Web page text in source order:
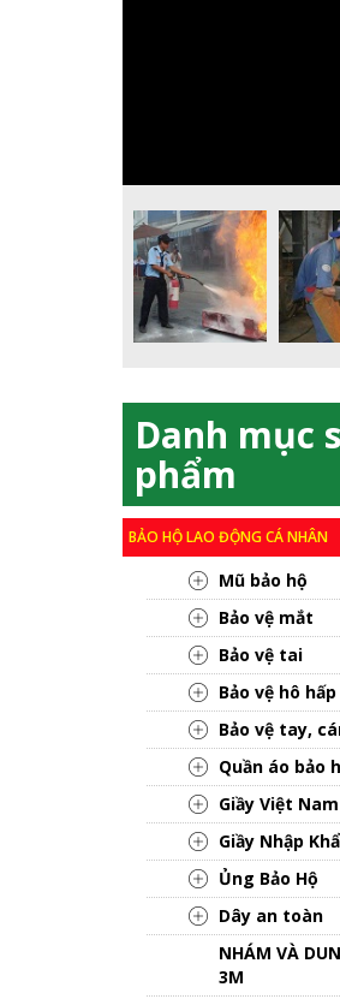
Danh mục
phẩm
BẢO HỘ LAO ĐỘNG CÁ NHÂN
Mũ bảo hộ
Bảo vệ mắt
Bảo vệ tai
Bảo vệ hô hấp
Bảo vệ tay,
Quần áo bảo
Giầy Việt Nam
Giầy Nhập
Ủng Bảo Hộ
Dây an toàn
NHÁM VÀ
3M